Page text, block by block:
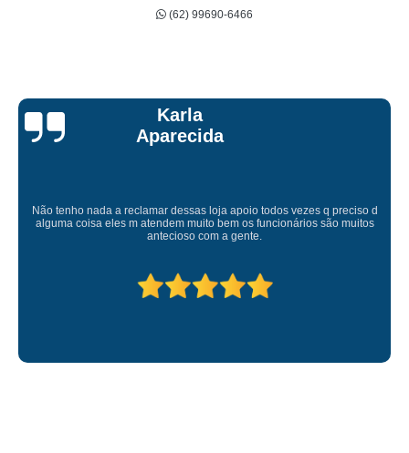
(62) 99690-6466
Talita Scarpini
Atendimento de primeira! Sempre muito atenciosos com a gente, Silvete tá
de parabéns pelo atendimento.